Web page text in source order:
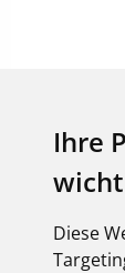
Ihre
Diese